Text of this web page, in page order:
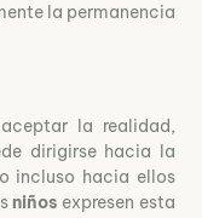
la permanencia
la realidad,
dirigirse hacia la
incluso hacia ellos
niños expresen esta